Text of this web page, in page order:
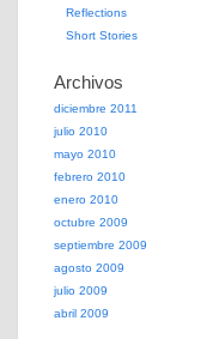
Reflections
Short Stories
Archivos
diciembre 2011
julio 2010
mayo 2010
febrero 2010
enero 2010
octubre 2009
septiembre 2009
agosto 2009
julio 2009
abril 2009